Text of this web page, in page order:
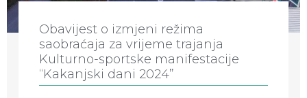
Obavijest o izmjeni režima
saobraćaja za vrijeme trajanja
Kulturno-sportske manifestacije
“Kakanjski dani 2024”